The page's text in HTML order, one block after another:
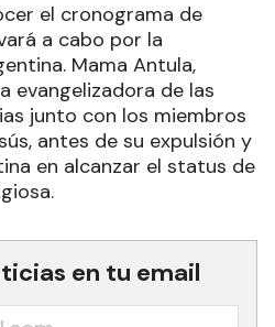
el cronograma de
a cabo por la
Mama Antula,
evangelizadora de las
junto con los miembros
antes de su expulsión y
en alcanzar el status de
en tu email